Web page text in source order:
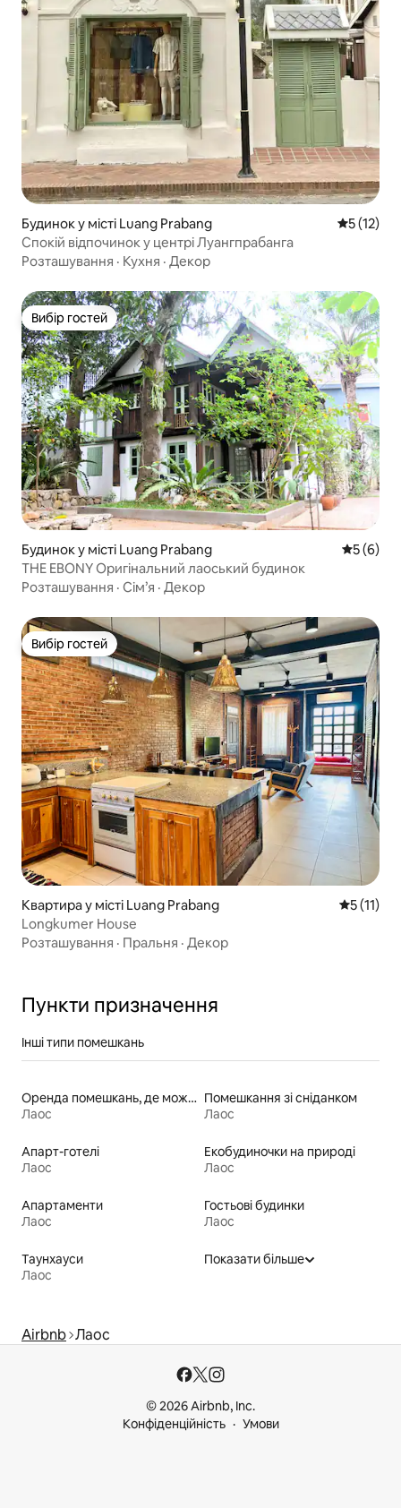
Будинок у місті Luang Prabang Середня
5 (12)
Спокій відпочинок у центрі Луангпрабанга
Розташування · Кухня · Декор
Вибір гостей
Вибір гостей
Будинок у місті Luang Prabang Середня
5 (6)
THE EBONY Оригінальний лаоський будинок
Розташування · Сім’я · Декор
Вибір гостей
Вибір гостей
Квартира у місті Luang Prabang Середня
5 (11)
Longkumer House
Розташування · Пральня · Декор
Пункти призначення
Інші типи помешкань
Оренда помешкань, де можна перебувати з домашніми тваринами
Лаос
Помешкання зі сніданком
Лаос
Апарт-готелі
Лаос
Екобудиночки на природі
Лаос
Апартаменти
Лаос
Гостьові будинки
Лаос
Таунхауси
Лаос
Показати більше
Airbnb Лаос
© 2026 Airbnb, Inc.
Конфіденційність
Умови